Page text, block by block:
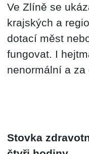
Ve Zlíně se
krajských a
dotací měst
fungovat. I
nenormální a za
Stovka